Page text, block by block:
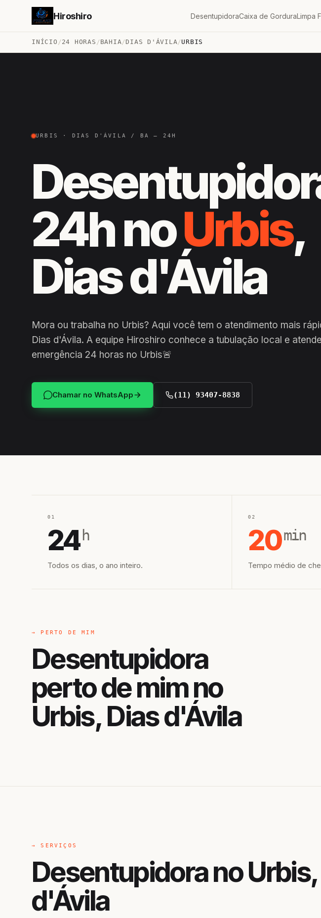
Hiroshiro DesentupidoraCaixa de GorduraLimpa
INÍCIO /24 HORAS /BAHIA/DIAS D'ÁVILA/URBIS
URBIS · DIAS D'ÁVILA / BA — 24H
24h noUrbis,
Dias d'Ávila
Mora ou trabalha no Urbis? Aqui você tem o atendimento mais
Dias d'Ávila. A equipe Hiroshiro conhece a tubulação local e
emergência 24 horas no Urbis🚨
Chamar no WhatsApp (11) 93407-8838
01
24 h
Todos os dias, o ano inteiro.
02
20min
Tempo médio de
→ PERTO DE MIM
Desentupidora
perto de mim no
Urbis, Dias d'Ávila
→ SERVIÇOS
Desentupidora no
d'Ávila